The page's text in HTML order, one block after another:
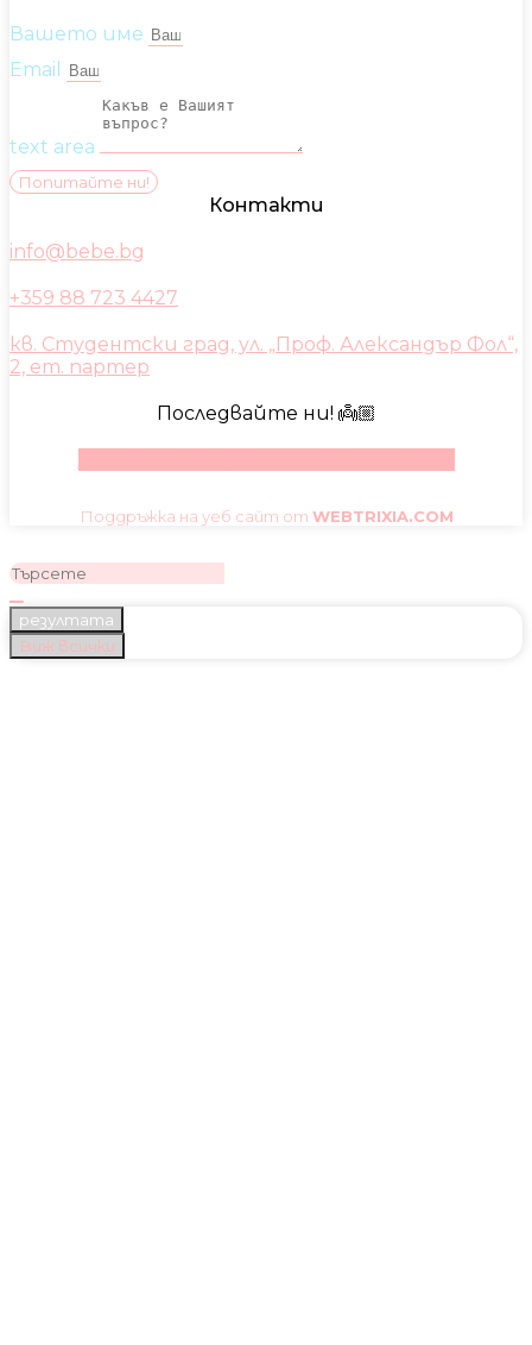
Вашето име
Email
text area
Попитайте ни!
Контакти
info@bebe.bg
+359 88 723 4427
кв. Студентски град, ул. „Проф. Александър Фол“,
2, ет. партер
Последвайте ни! 👼🏼
Поддръжка на уеб сайт от WEBTRIXIA.COM
резултата
Виж всички